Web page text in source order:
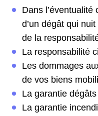
Dans
d’un dégât qui
de la
La responsabilité
Les dommages
de vos biens
La garantie
La garantie